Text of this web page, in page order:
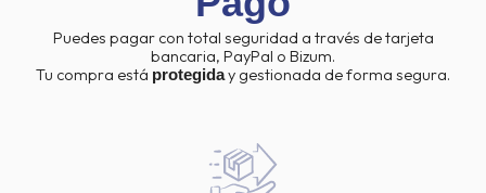
Puedes pagar con total seguridad a través de tarjeta
bancaria, PayPal o Bizum.
Tu compra está protegiday gestionada de forma segura.